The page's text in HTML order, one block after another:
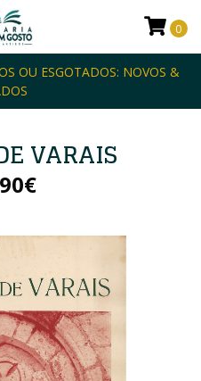
OU ESGOTADOS: NOVOS &
0
VARAIS